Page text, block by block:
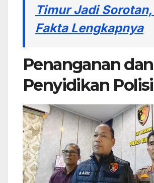
Timur Jadi
Fakta Lengkapnya
Penanganan dan
Penyidikan Polisi